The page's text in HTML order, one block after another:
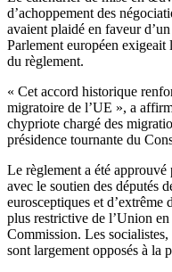
d’achoppement des
avaient plaidé en faveur
Parlement européen exigeait
du règlement.
« Cet accord historique
migratoire de l’UE », a
chypriote chargé des
présidence tournante du
Le règlement a été approuvé
avec le soutien des députés
eurosceptiques et d’extrême
plus restrictive de l’Union
Commission. Les socialistes,
sont largement opposés à la